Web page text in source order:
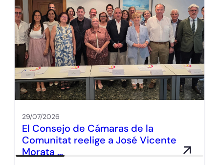
29/07/2026
El Consejo de Cámaras de la
Comunitat reelige a José Vicente
Morata …